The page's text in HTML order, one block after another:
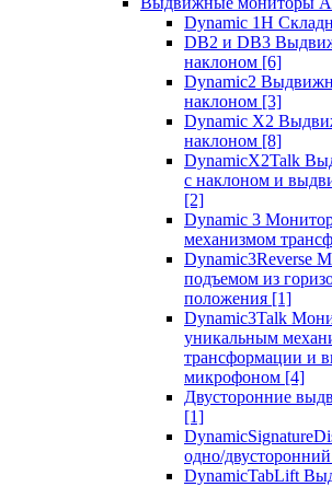
Dynamic 1Н
DB2 и DB3
наклоном [6]
Dynamic2
наклоном [3]
Dynamic X2
наклоном [8]
DynamicX2Talk
с наклоном и
[2]
Dynamic 3
механизмом
Dynamic3Reverse
подъемом из
положения [1]
Dynamic3Talk
уникальным
трансформации и
микрофоном [4]
Двусторонние
[1]
одно/
DynamicTabLift